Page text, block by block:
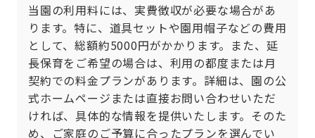
当園の利用料には、実費徴収が必要な場合があ
ります。特に、道具セットや園用帽子などの費用
として、総額約5000円がかかります。また、延
長保育をご希望の場合は、利用の都度または月
契約での料金プランがあります。詳細は、園の公
式ホームページまたは直接お問い合わせいただ
ければ、具体的な情報を提供いたします。そのた
め、ご家庭のご予算に合ったプランを選んでい